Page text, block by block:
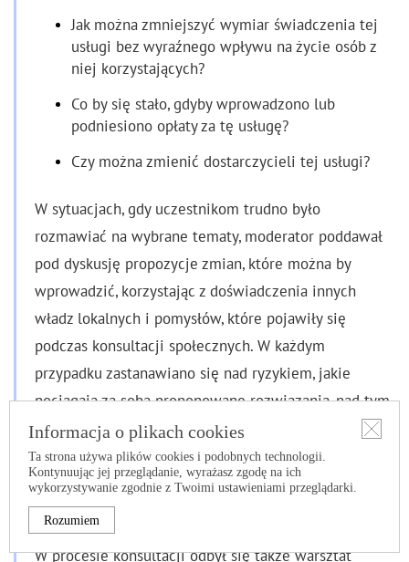
Jak można zmniejszyć wymiar świadczenia tej
usługi bez wyraźnego wpływu na życie osób z
niej korzystających?
Co by się stało, gdyby wprowadzono lub
podniesiono opłaty za tę usługę?
Czy można zmienić dostarczycieli tej usługi?
W sytuacjach, gdy uczestnikom trudno było
rozmawiać na wybrane tematy, moderator poddawał
pod dyskusję propozycje zmian, które można by
wprowadzić, korzystając z doświadczenia innych
władz lokalnych i pomysłów, które pojawiły się
podczas konsultacji społecznych. W każdym
przypadku zastanawiano się nad ryzykiem, jakie
pociągają za sobą proponowane rozwiązania, nad tym,
kogo najbardziej dotkną. Rozważano oczekiwania,
jakie mieli uczestnicy wobec konkretnych usług po
wprowadzeniu w życie zgłoszonych pomysłów.
NARZĘDZIE: Warsztat deliberatywny
W procesie konsultacji odbył się także warsztat
Informacja o plikach cookies
Ta strona używa plików cookies i podobnych technologii.
Kontynuując jej przeglądanie, wyrażasz zgodę na ich
wykorzystywanie zgodnie z Twoimi ustawieniami przeglądarki.
Rozumiem